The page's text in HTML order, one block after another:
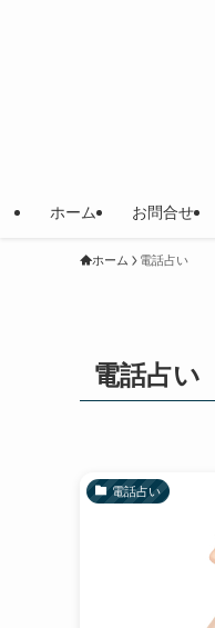
ホーム お問合せ
ホーム 電話占い
電話占い
電話占い